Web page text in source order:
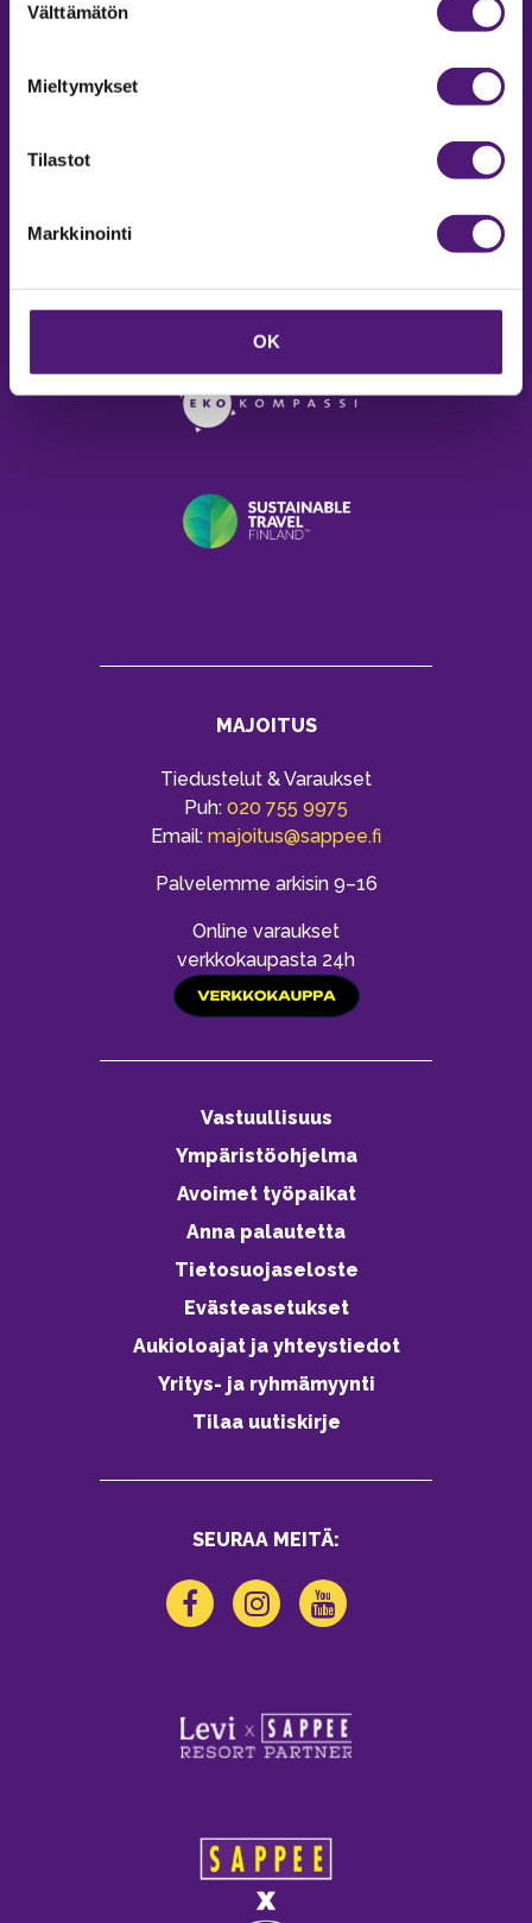
valinta
Välttämätön
Mieltymykset
Tilastot
Markkinointi
OK
Puh:020 755 9970
MAJOITUS
Tiedustelut & Varaukset
Puh: 020 755 9975
Email: majoitus@sappee.fi
Palvelemme arkisin 9–16
Online varaukset
verkkokaupasta 24h
Vastuullisuus
Ympäristöohjelma
Avoimet työpaikat
Anna palautetta
Tietosuojaseloste
Evästeasetukset
Aukioloajat ja yhteystiedot
Yritys- ja ryhmämyynti
Tilaa uutiskirje
SEURAA MEITÄ: